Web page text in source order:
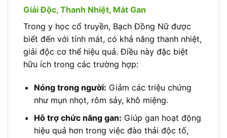
Giải Độc, Thanh Nhiệt, Mát Gan
Trong y học cổ truyền, Bạch Đồng Nữ được
biết đến với tính mát, có khả năng thanh nhiệt,
giải độc cơ thể hiệu quả. Điều này đặc biệt
hữu ích trong các trường hợp:
Nóng trong người: Giảm các triệu chứng
như mụn nhọt, rôm sảy, khô miệng.
Hỗ trợ chức năng gan: Giúp gan hoạt động
hiệu quả hơn trong việc đào thải độc tố,